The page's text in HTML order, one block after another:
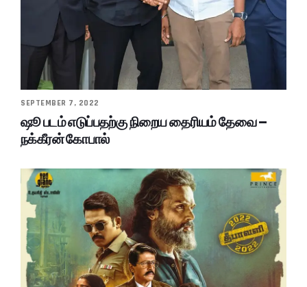
SEPTEMBER 7, 2022
ஷூ படம் எடுப்பதற்கு நிறைய தைரியம் தேவை –
நக்கீரன் கோபால்